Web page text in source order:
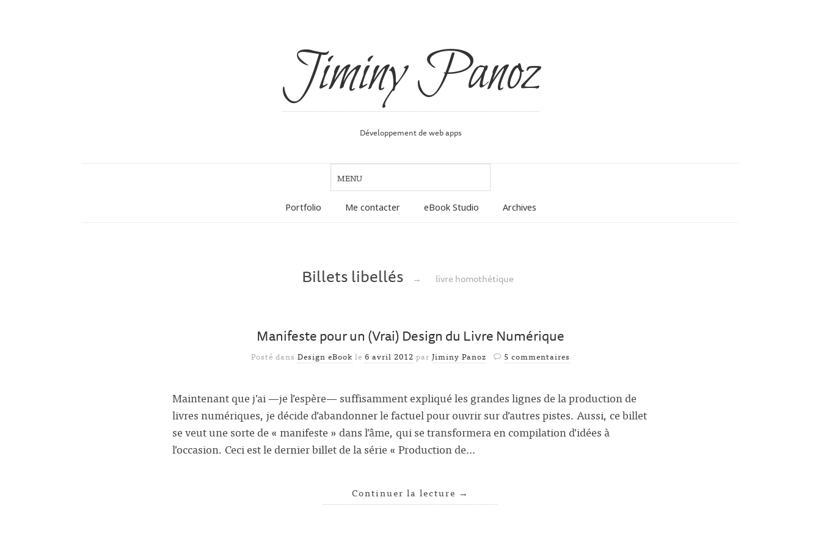
Jiminy Panoz
Développement de web apps
Portfolio Me contacter eBook Studio Archives
Billets libellés → livre homothétique
Manifeste pour un (Vrai) Design du Livre Numérique
Posté dansDesign eBook le6 avril 2012 parJiminy Panoz 5 commentaires
Maintenant que j’ai —je l’espère— suffisamment expliqué les grandes lignes de la production de
livres numériques, je décide d’abandonner le factuel pour ouvrir sur d’autres pistes. Aussi, ce billet
se veut une sorte de « manifeste » dans l’âme, qui se transformera en compilation d’idées à
l’occasion. Ceci est le dernier billet de la série « Production de…
Continuer la lecture →